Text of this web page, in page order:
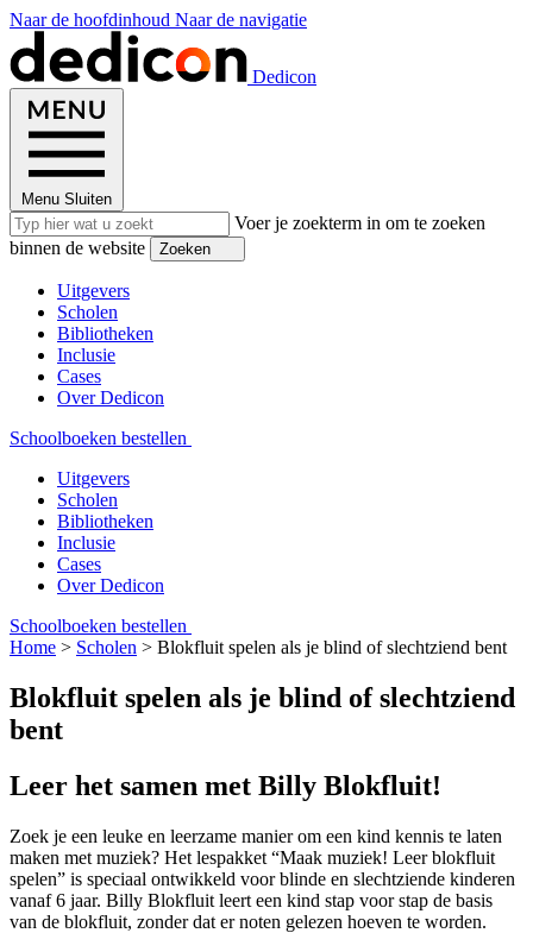
Naar de hoofdinhoud Naar de navigatie
Dedicon
Menu Sluiten
Voer je zoekterm in om te zoeken
binnen de website
Zoeken
Uitgevers
Scholen
Bibliotheken
Inclusie
Cases
Over Dedicon
Schoolboeken bestellen
Uitgevers
Scholen
Bibliotheken
Inclusie
Cases
Over Dedicon
Schoolboeken bestellen
Home > Scholen > Blokfluit spelen als je blind of slechtziend bent
Blokfluit spelen als je blind of slechtziend
bent
Leer het samen met Billy Blokfluit!
Zoek je een leuke en leerzame manier om een kind kennis te laten
maken met muziek? Het lespakket “Maak muziek! Leer blokfluit
spelen” is speciaal ontwikkeld voor blinde en slechtziende kinderen
vanaf 6 jaar. Billy Blokfluit leert een kind stap voor stap de basis
van de blokfluit, zonder dat er noten gelezen hoeven te worden.